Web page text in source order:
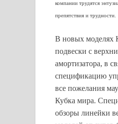
компании трудятся
препятствия и трудности.
В новых моделях
подвески с
амортизатора, в
спецификацию
все пожелания
Кубка мира.
обзоры линейки